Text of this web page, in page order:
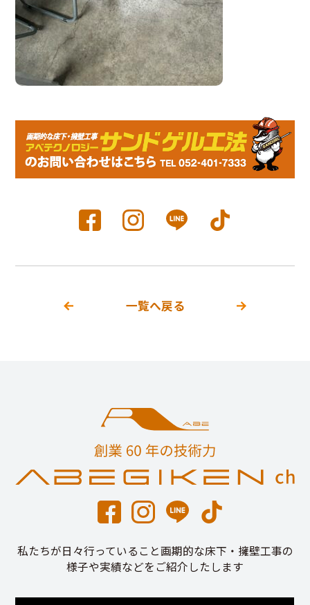
一覧へ戻る
私たちが日々行っていること画期的な床下・擁壁工事の
様子や実績などをご紹介したします